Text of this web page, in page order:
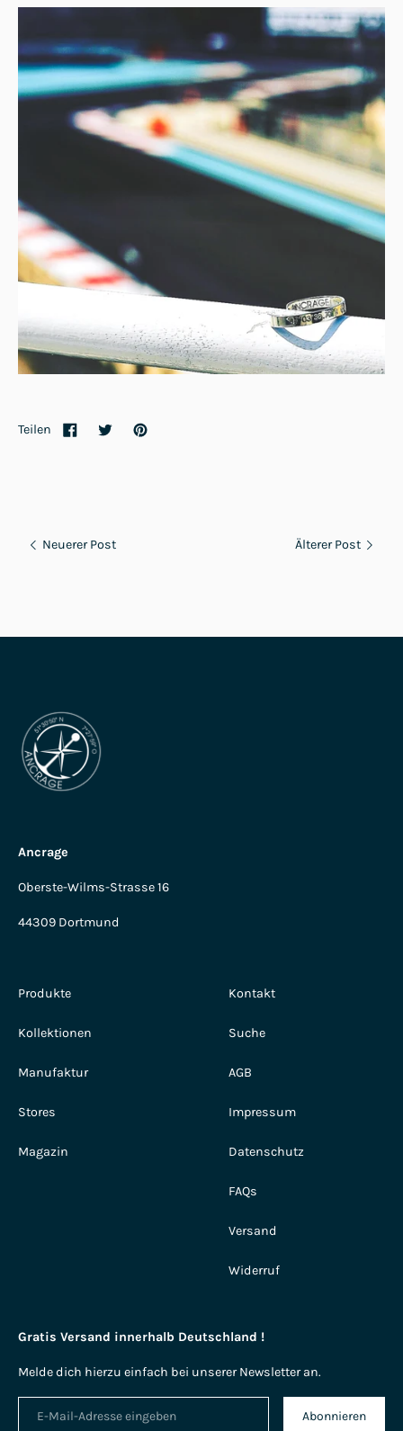
Teilen
Neuerer Post Älterer Post
Ancrage
Oberste-Wilms-Strasse 16
44309 Dortmund
Produkte
Kollektionen
Manufaktur
Stores
Magazin
Kontakt
Suche
AGB
Impressum
Datenschutz
FAQs
Versand
Widerruf
Gratis Versand innerhalb Deutschland !
Melde dich hierzu einfach bei unserer Newsletter an.
Abonnieren